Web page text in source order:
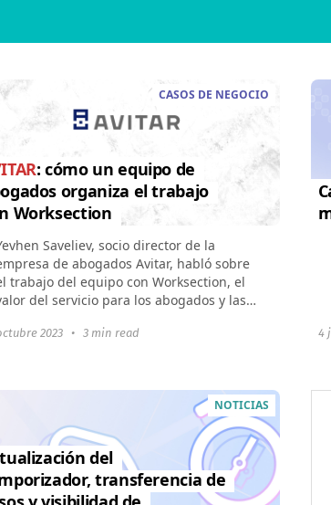
CASOS DE NEGOCIO
: cómo un equipo de
organiza el trabajo
Worksection
Saveliev, socio director de la
de abogados Avitar, habló sobre
trabajo del equipo con Worksection, el
del servicio para los abogados y las
2023 • 3 min read 4
NOTICIAS
del
transferencia de